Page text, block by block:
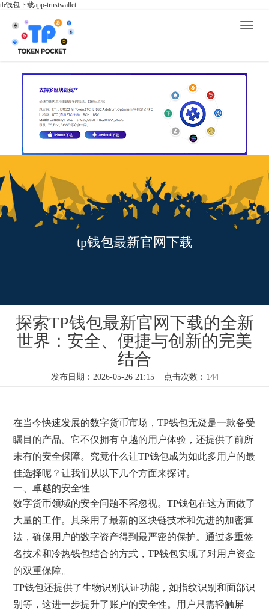
tb钱包下载app-trustwallet
Toggle
tp钱包最新官网下载
探索TP钱包最新官网下载的全新
世界：安全、便捷与创新的完美
结合
发布日期：2026-05-26 21:15 点击次数：144
在当今快速发展的数字货币市场，TP钱包无疑是一款备受
瞩目的产品。它不仅拥有卓越的用户体验，还提供了前所
未有的安全保障。究竟什么让TP钱包成为如此多用户的最
佳选择呢？让我们从以下几个方面来探讨。
一、卓越的安全性
数字货币领域的安全问题不容忽视。TP钱包在这方面做了
大量的工作。其采用了最新的区块链技术和先进的加密算
法，确保用户的数字资产得到最严密的保护。通过多重签
名技术和冷热钱包结合的方式，TP钱包实现了对用户资金
的双重保障。
TP钱包还提供了生物识别认证功能，如指纹识别和面部识
别等，这进一步提升了账户的安全性。用户只需轻触屏